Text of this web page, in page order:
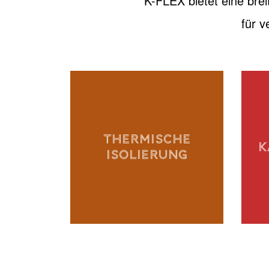
für
THERMISCHE
ISOLIERUNG